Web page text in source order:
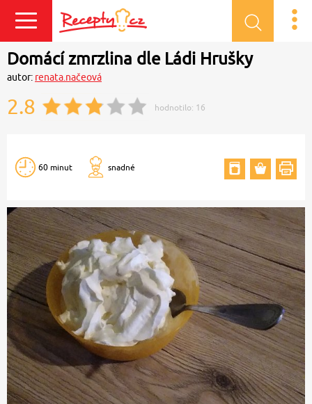
Přihlásit se
Domácí zmrzlina dle Ládi Hrušky
autor: renata.načeová
2.8 hodnotilo: 16
60 minut snadné